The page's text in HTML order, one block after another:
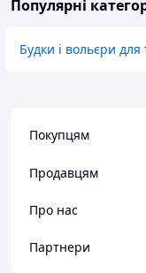
Популярні
Будки і вольєри для
Покупцям
Продавцям
Про нас
Партнери